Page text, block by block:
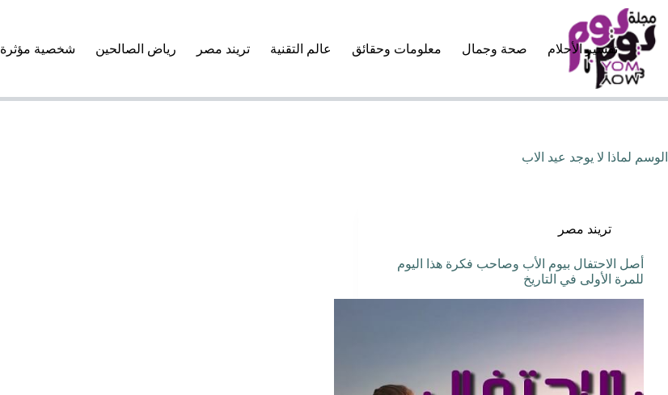
إلى
المحتوى
تفسير الأحلام صحة وجمال معلومات وحقائق عالم التقنية تريند مصر رياض الصالحين شخصية مؤثرة
الوسم لماذا لا يوجد عيد الاب
تريند مصر
أصل الاحتفال بيوم الأب وصاحب فكرة هذا اليوم
للمرة الأولى في التاريخ